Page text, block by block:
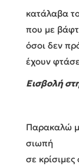
κατάλαβα
που με
όσοι δεν
έχουν
Εισβολή
Παρακαλώ
σιωπή
σε